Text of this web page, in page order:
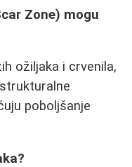
Zone) mogu
ožiljaka i crvenila,
poboljšanje